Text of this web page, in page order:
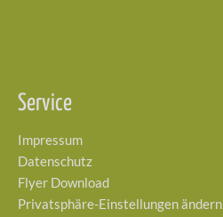
Service
Impressum
Datenschutz
Flyer Download
Privatsphäre-Einstellungen ändern